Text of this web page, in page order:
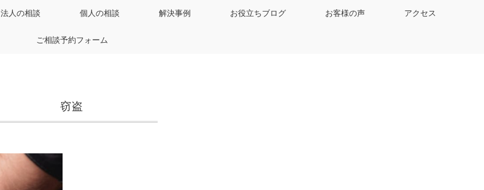
法人の相談 個人の相談 解決事例 お役立ちブログ お客様の声 アクセス
ご相談予約フォーム
窃盗